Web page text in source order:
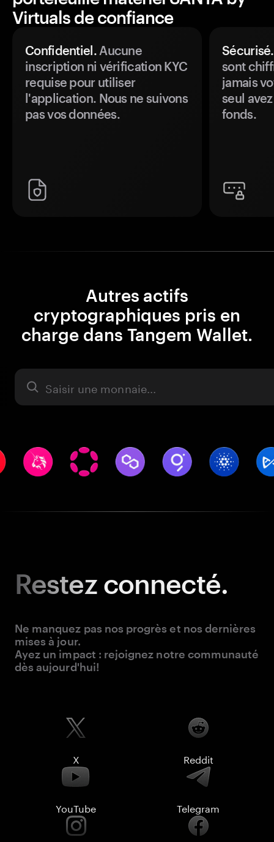
Virtuals de confiance
Confidentiel.Aucune
inscription ni vérification KYC
requise pour utiliser
l'application. Nous ne suivons
pas vos données.
Sécurisé.
sont
jamais
seul
fonds.
Autres actifs
cryptographiques pris en
charge dans Tangem Wallet.
Actifs
Restezconnecté.
Ne manquez pas nos progrès et nos dernières
mises à jour.
Ayez un impact : rejoignez notre communauté
dès aujourd'hui!
X Reddit
YouTube Telegram